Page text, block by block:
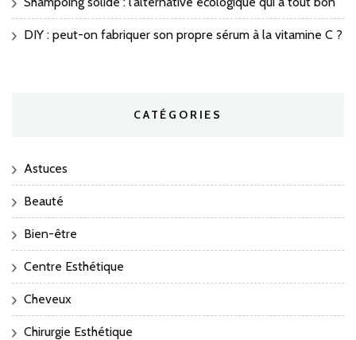
DIY : peut-on fabriquer son propre sérum à la vitamine C ?
CATÉGORIES
Astuces
Beauté
Bien-être
Centre Esthétique
Cheveux
Chirurgie Esthétique